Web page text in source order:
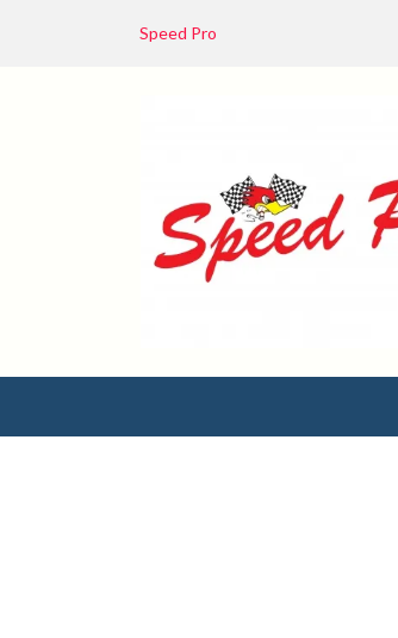
Speed Pro